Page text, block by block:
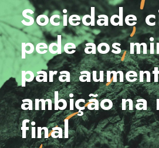
Sociedade
pede aos
para
ambição na
final